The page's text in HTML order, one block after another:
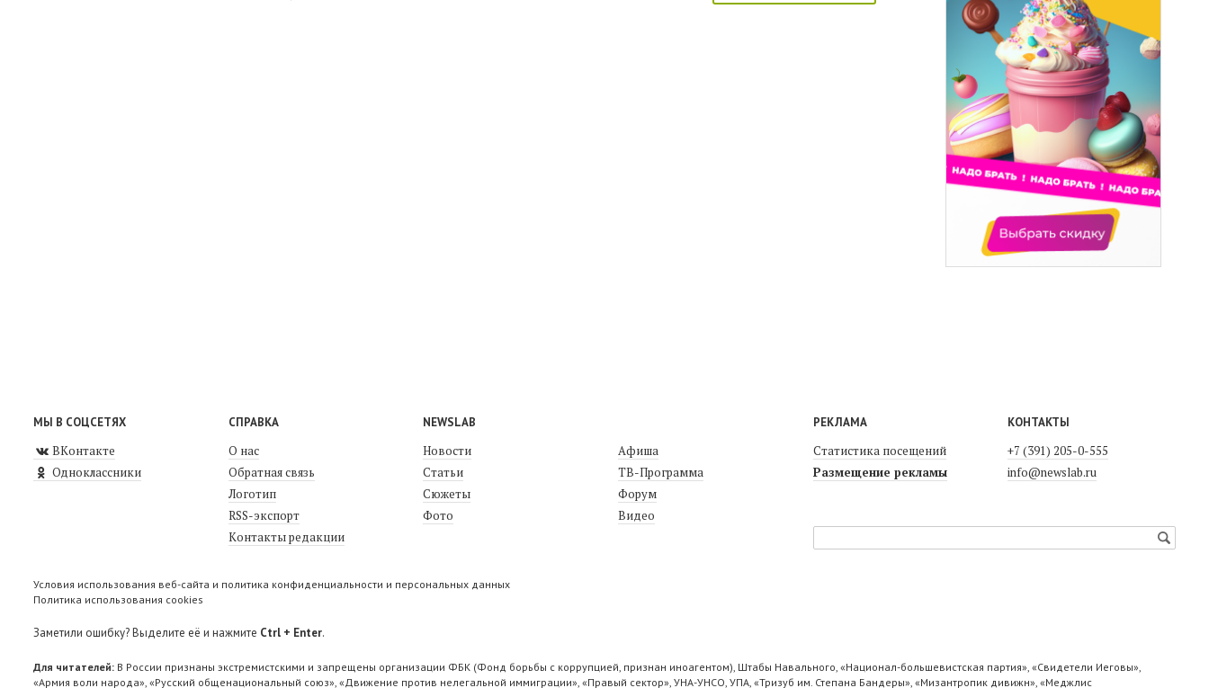
МЫ В СОЦСЕТЯХ
ВКонтакте
Одноклассники
СПРАВКА
О нас
Обратная связь
Логотип
RSS-экспорт
Контакты редакции
NEWSLAB
Новости
Статьи
Сюжеты
Фото
Афиша
ТВ-Программа
Форум
Видео
РЕКЛАМА
Статистика посещений
Размещение рекламы
КОНТАКТЫ
+7 (391) 205-0-555
info@newslab.ru
Условия использования веб-сайта и политика конфиденциальности и персональных данных
Политика использования cookies
Заметили ошибку? Выделите её и нажмите Ctrl + Enter.
Для читателей: В России признаны экстремистскими и запрещены организации ФБК (Фонд борьбы с коррупцией, признан иноагентом), Штабы Навального, «Национал-большевистская партия», «Свидетели Иеговы»,
«Армия воли народа», «Русский общенациональный союз», «Движение против нелегальной иммиграции», «Правый сектор», УНА-УНСО, УПА, «Тризуб им. Степана Бандеры», «Мизантропик дивижн», «Меджлис